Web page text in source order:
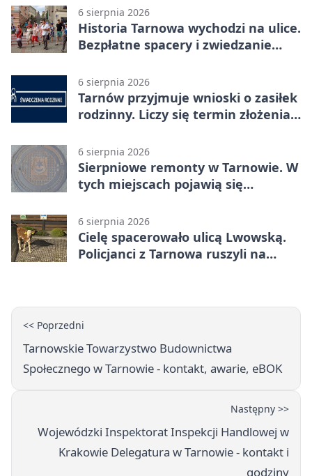
6 sierpnia 2026
Historia Tarnowa wychodzi na ulice.
Bezpłatne spacery i zwiedzanie
6 sierpnia 2026
Tarnów przyjmuje wnioski o zasiłek
rodzinny. Liczy się termin złożenia
6 sierpnia 2026
Sierpniowe remonty w Tarnowie. W
tych miejscach pojawią się
6 sierpnia 2026
Cielę spacerowało ulicą Lwowską.
Policjanci z Tarnowa ruszyli na
<< Poprzedni
Tarnowskie Towarzystwo Budownictwa
Społecznego w Tarnowie - kontakt, awarie, eBOK
Następny >>
Wojewódzki Inspektorat Inspekcji Handlowej w
Krakowie Delegatura w Tarnowie - kontakt i
godziny